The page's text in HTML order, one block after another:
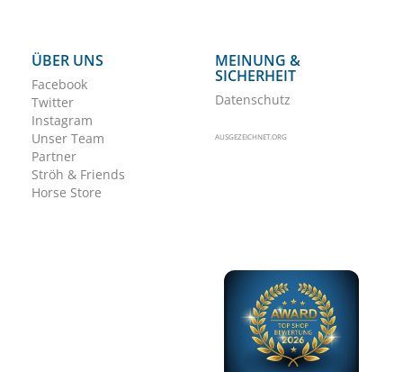
ÜBER UNS
Facebook
Twitter
Instagram
Unser Team
Partner
Ströh & Friends
Horse Store
MEINUNG &
SICHERHEIT
Datenschutz
AUSGEZEICHNET.ORG